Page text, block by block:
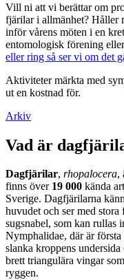
Vill ni att vi berättar om
fjärilar i allmänhet? Håller
inför vårens möten i en
entomologisk förening
eller ring så ser vi om det
Aktiviteter märkta med
ut en kostnad för.
Arkiv
Vad är
Dagfjärilar, rhopalocera,
finns över 19 000 kända
Sverige. Dagfjärilarna
huvudet och ser med
sugsnabel, som kan rullas
Nymphalidae, där är
slanka kroppens
brett triangulära vingar
ryggen.